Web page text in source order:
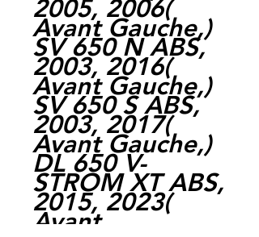
2005, 2006(
Avant Gauche,)
SV 650 N ABS,
2003, 2016(
Avant Gauche,)
SV 650 S ABS,
2003, 2017(
Avant Gauche,)
DL 650 V-
STROM XT ABS,
2015, 2023(
Avant